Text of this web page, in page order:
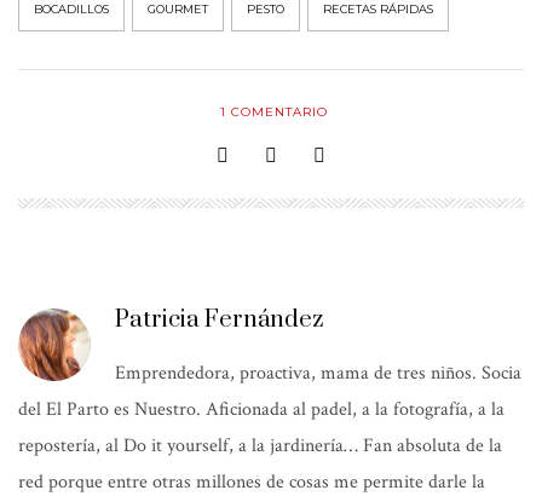
BOCADILLOS GOURMET PESTO RECETAS RÁPIDAS
1 COMENTARIO
Patricia Fernández
Emprendedora, proactiva, mama de tres niños. Socia
del El Parto es Nuestro. Aficionada al padel, a la fotografía, a la
repostería, al Do it yourself, a la jardinería… Fan absoluta de la
red porque entre otras millones de cosas me permite darle la